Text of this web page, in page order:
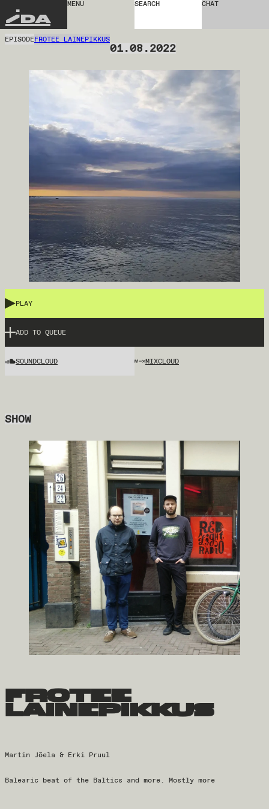
IDA
MENU SEARCH CHAT
SHOW
frotee
lainepikkus
Martin Jõela & Erki Pruul
Balearic beat of the Baltics and more. Mostly more
EPISODEFROTEE LAINEPIKKUS
01.08.2022
PLAY
ADD TO QUEUE
SOUNDCLOUD MIXCLOUD